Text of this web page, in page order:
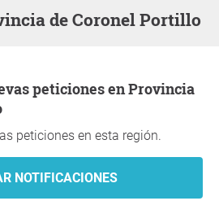
de Coronel Portillo
peticiones en esta región.